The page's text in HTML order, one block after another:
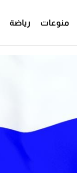
منوعات رياضة